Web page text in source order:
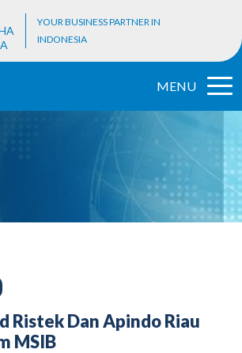
YOUR BUSINESS PARTNER IN
INDONESIA
MENU
Ristek Dan Apindo Riau
MSIB